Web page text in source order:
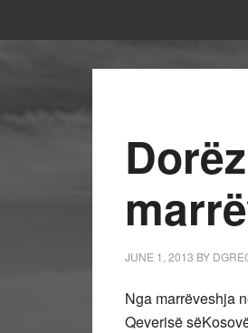
JUNE 1, 2013 BY
Nga marrëveshja
Qeverisë